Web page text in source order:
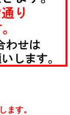
ます。